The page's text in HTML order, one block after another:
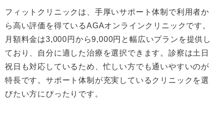
フィットクリニックは、手厚いサポート体制で利用者か
ら高い評価を得ているAGAオンラインクリニックです。
月額料金は3,000円から9,000円と幅広いプランを提供し
ており、自分に適した治療を選択できます。診察は土日
祝日も対応しているため、忙しい方でも通いやすいのが
特長です。サポート体制が充実しているクリニックを選
びたい方にぴったりです。